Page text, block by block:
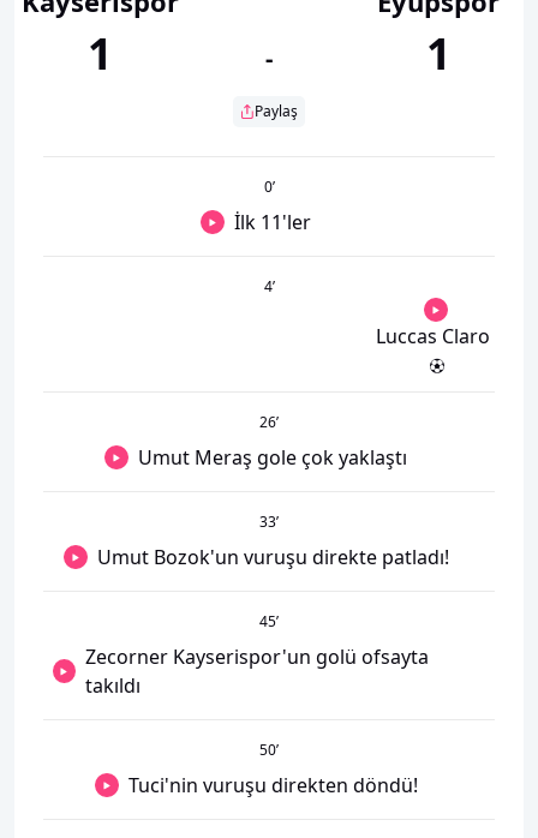
1 -
Paylaş
1
0’
İlk 11'ler
4’
Luccas Claro
26’
Umut Meraş gole çok yaklaştı
33’
Umut Bozok'un vuruşu direkte patladı!
45’
Zecorner Kayserispor'un golü ofsayta
takıldı
50’
Tuci'nin vuruşu direkten döndü!